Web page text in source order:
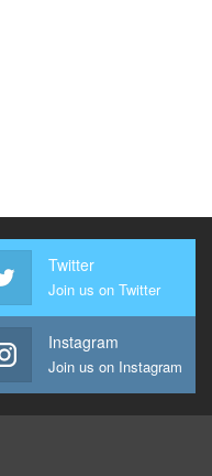
Twitter
Join us on Twitter
Instagram
Join us on Instagram